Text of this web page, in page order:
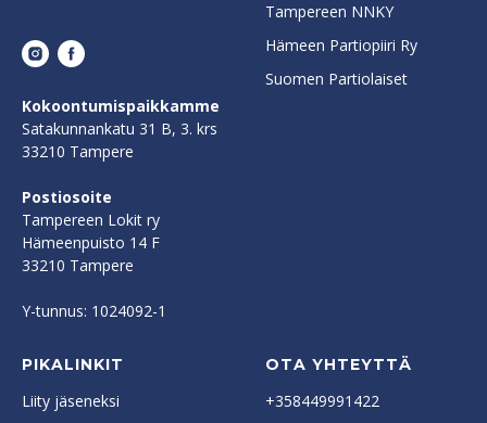
Kokoontumispaikkamme
Satakunnankatu 31 B, 3. krs
33210 Tampere
Postiosoite
Tampereen Lokit ry
Hämeenpuisto 14 F
33210 Tampere
Y-tunnus: 1024092-1
Tampereen NNKY
Hämeen Partiopiiri Ry
Suomen Partiolaiset
PIKALINKIT
Liity jäseneksi
OTA YHTEYTTÄ
+358449991422